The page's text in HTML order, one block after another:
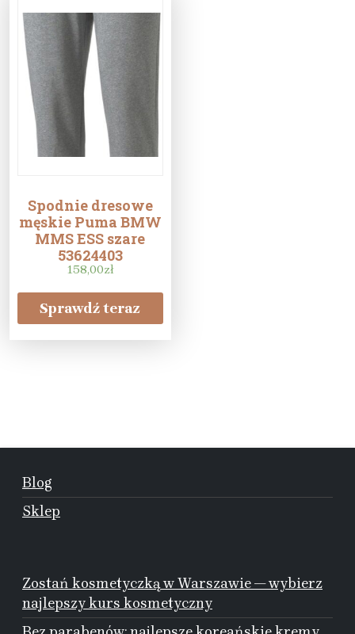
Spodnie dresowe
męskie Puma BMW
MMS ESS szare
53624403
158,00zł
Sprawdź teraz
Blog
Sklep
Zostań kosmetyczką w Warszawie — wybierz
najlepszy kurs kosmetyczny